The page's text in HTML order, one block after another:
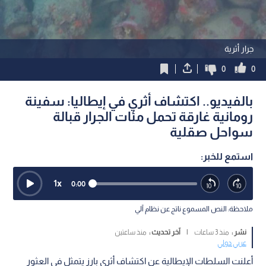
جرار أثرية
0
0
بالفيديو.. اكتشاف أثري في إيطاليا: سفينة
رومانية غارقة تحمل مئات الجرار قبالة
سواحل صقلية
استمع للخبر:
0:00
1x
ملاحظة: النص المسموع ناتج عن نظام آلي
نشر : منذ 3 ساعات آخر تحديث : منذ ساعتين
عربي دولي
أعلنت السلطات الإيطالية عن اكتشاف أثري بارز يتمثل في العثور